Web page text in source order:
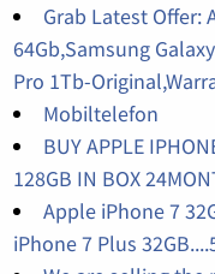
Grab Latest Offer:
64Gb,Samsung
Pro 1Tb-
Mobiltelefon
BUY APPLE
128GB IN BOX
Apple iPhone 7
iPhone 7 Plus